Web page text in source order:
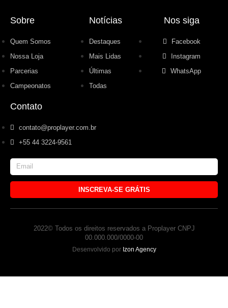
Sobre
Quem Somos
Nossa Loja
Parcerias
Campeonatos
Notícias
Destaques
Mais Lidas
Últimas
Todas
Nos siga
Facebook
Instagram
WhatsApp
Contato
contato@proplayer.com.br
+55 44 3224-9561
INSCREVA-SE GRÁTIS
2022© Todos os direitos reservados a Proplayer CNPJ
00.000.000/0000-00
Desenvolvido por Izon Agency